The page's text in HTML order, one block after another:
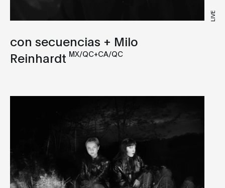
Electro
Expérimental
Hardcore
Indie
Industrial
Italo Disco
LIVE
con secuencias + Milo
Reinhardt MX/QC+CA/QC